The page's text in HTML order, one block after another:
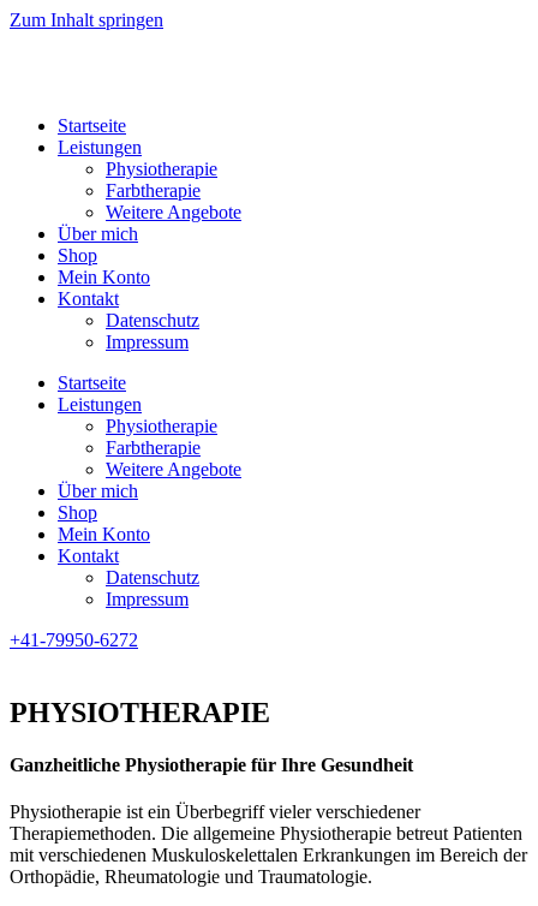
Zum Inhalt springen
Startseite
Leistungen
Physiotherapie
Farbtherapie
Weitere Angebote
Über mich
Shop
Mein Konto
Kontakt
Datenschutz
Impressum
Startseite
Leistungen
Physiotherapie
Farbtherapie
Weitere Angebote
Über mich
Shop
Mein Konto
Kontakt
Datenschutz
Impressum
+41-79950-6272
PHYSIOTHERAPIE
Ganzheitliche Physiotherapie für Ihre Gesundheit
Physiotherapie ist ein Überbegriff vieler verschiedener
Therapiemethoden. Die allgemeine Physiotherapie betreut Patienten
mit verschiedenen Muskuloskelettalen Erkrankungen im Bereich der
Orthopädie, Rheumatologie und Traumatologie.